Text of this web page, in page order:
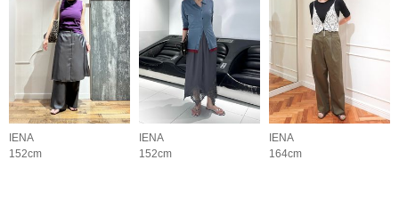
IENA
152cm
IENA
152cm
IENA
164cm